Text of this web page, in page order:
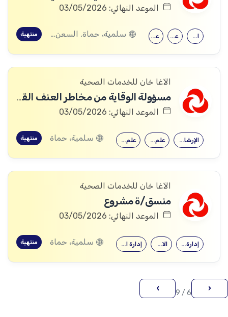
الموعد النهائي: 03/05/2026
علم النفس علم اجتماع الإرشاد النفسي سلمية، حماة, السعن، سلمية، حماة, عقيربات، حماة, العشارنة، حماة, مسعود، حماة منتهية
الآغا خان للخدمات الصحية
مسؤولة الوقاية من مخاطر العنف القائم على النوع الاجتماعي
الموعد النهائي: 03/05/2026
علم النفس علم اجتماع الإرشاد النفسي سلمية، حماة منتهية
الآغا خان للخدمات الصحية
منسق/ة مشروع
الموعد النهائي: 03/05/2026
إدارة المشاريع الاقتصاد إدارة الأعمال سلمية، حماة منتهية
‹
6 / 9
›